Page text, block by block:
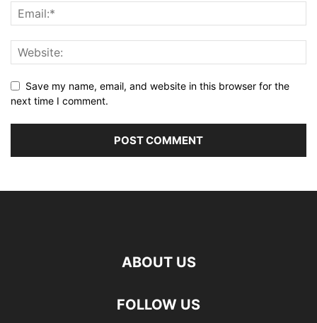
Save my name, email, and website in this browser for the
next time I comment.
ABOUT US
FOLLOW US